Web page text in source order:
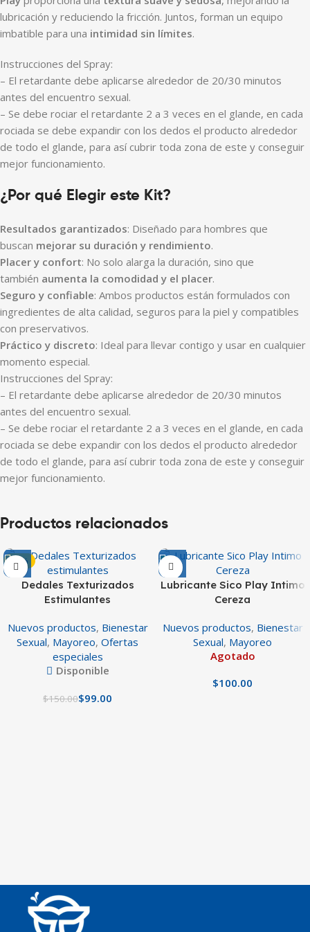
lubricación y reduciendo la fricción. Juntos, forman un equipo
imbatible para una intimidad sin límites.
Instrucciones del Spray:
– El retardante debe aplicarse alrededor de 20/30 minutos
antes del encuentro sexual.
– Se debe rociar el retardante 2 a 3 veces en el glande, en cada
rociada se debe expandir con los dedos el producto alrededor
de todo el glande, para así cubrir toda zona de este y conseguir
mejor funcionamiento.
¿Por qué Elegir este Kit?
Resultados garantizados: Diseñado para hombres que
buscan mejorar su duración y rendimiento.
Placer y confort: No solo alarga la duración, sino que
también aumenta la comodidad y el placer.
Seguro y confiable: Ambos productos están formulados con
ingredientes de alta calidad, seguros para la piel y compatibles
con preservativos.
Práctico y discreto: Ideal para llevar contigo y usar en cualquier
momento especial.
Instrucciones del Spray:
– El retardante debe aplicarse alrededor de 20/30 minutos
antes del encuentro sexual.
– Se debe rociar el retardante 2 a 3 veces en el glande, en cada
rociada se debe expandir con los dedos el producto alrededor
de todo el glande, para así cubrir toda zona de este y conseguir
mejor funcionamiento.
Productos relacionados
-34%
Dedales Texturizados
Estimulantes
Nuevos productos, Bienestar
Sexual, Mayoreo, Ofertas
especiales
Disponible
$150.00$99.00
Lubricante Sico Play Intimo
Cereza
Nuevos productos, Bienestar
Sexual, Mayoreo
Agotado
$